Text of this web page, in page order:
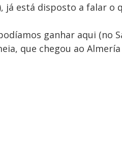
já está disposto a falar o
ganhar aqui (no
que chegou ao